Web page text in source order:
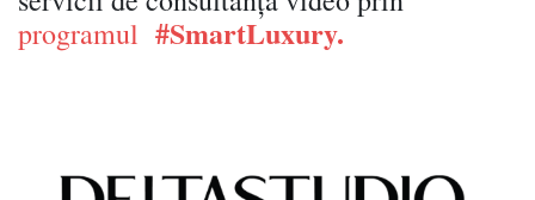
programul #SmartLuxury.